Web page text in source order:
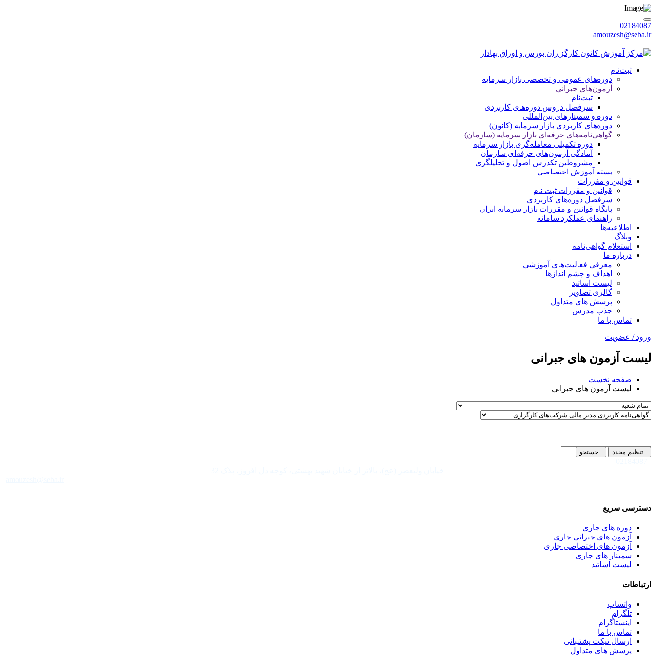
02184087
amouzesh@seba.ir
ثبت‌نام
دوره‌های عمومی و تخصصی بازار سرمایه
آزمون‌های جبرانی
ثبت‌نام
سرفصل دروس دوره‌های کاربردی
دوره‌ و سمینارهای بین‌المللی
دوره‌های کاربردی بازار سرمایه (کانون)
گواهی‌نامه‌های حرفه‌ای بازار سرمایه (سازمان)
دوره تکمیلی معامله‌گری بازار سرمایه
آمادگی آزمون‌های حرفه‌ای سازمان
مشروطین تکدرس اصول و تحلیلگری
بسته‌ آموزش اختصاصی
قوانین و مقررات
قوانین و مقررات ثبت نام
سرفصل دوره‌های کاربردی
پایگاه قوانین و مقررات بازار سرمایه ایران
راهنمای عملکرد سامانه
اطلاعیه‌ها
وبلاگ
استعلام گواهی‌نامه
درباره ما
معرفی فعالیت‌های آموزشی
اهداف و چشم اندازها
لیست اساتید
گالری تصاویر
پرسش های متداول
جذب مدرس
تماس با ما
ورود / عضویت
لیست آزمون های جبرانی
صفحه نخست
لیست آزمون های جبرانی
تنظیم مجدد جستجو
دسترسی سریع
دوره های جاری
آزمون های جبرانی جاری
آزمون های اختصاصی جاری
سمینار های جاری
لیست اساتید
ارتباطات
واتساپ
تلگرام
اینستاگرام
تماس با ما
ارسال تیکت پشتیبانی
پرسش های متداول